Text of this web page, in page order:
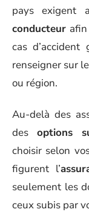
pays exigent
conducteur
cas
renseigner sur
ou région.
Au-delà des
desoptions
choisir selon
figurent l’
seulement les
ceux subis par